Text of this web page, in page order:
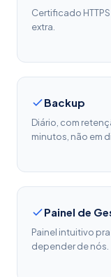
Certificado
extra.
Backup
Diário, com
minutos, não em
Painel de
Painel intuitivo
depender de nós.